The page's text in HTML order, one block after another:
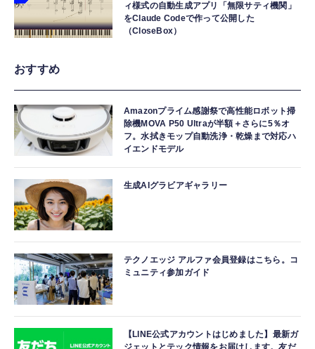
ィ様式の自動生成アプリ「無限サティ機関」
をClaude Codeで作って公開した
（CloseBox）
おすすめ
Amazonプライム感謝祭で高性能ロボット掃
除機MOVA P50 Ultraが半額＋さらに5％オ
フ。水拭きモップ自動洗浄・乾燥まで対応ハ
イエンドモデル
生成AIグラビアギャラリー
テクノエッジ アルファ会員登録はこちら。コ
ミュニティ参加ガイド
【LINE公式アカウントはじめました】最新ガ
ジェットとテック情報をお届けします。友だ